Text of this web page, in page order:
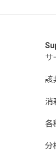
サ
該
消
各
分